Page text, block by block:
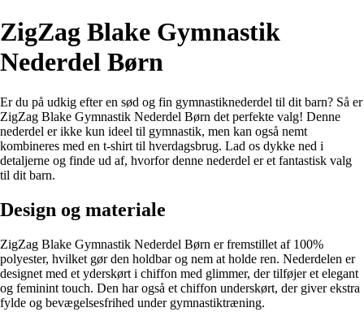
ZigZag Blake Gymnastik
Nederdel Børn
Er du på udkig efter en sød og fin gymnastiknederdel til dit barn? Så er
ZigZag Blake Gymnastik Nederdel Børn det perfekte valg! Denne
nederdel er ikke kun ideel til gymnastik, men kan også nemt
kombineres med en t-shirt til hverdagsbrug. Lad os dykke ned i
detaljerne og finde ud af, hvorfor denne nederdel er et fantastisk valg
til dit barn.
Design og materiale
ZigZag Blake Gymnastik Nederdel Børn er fremstillet af 100%
polyester, hvilket gør den holdbar og nem at holde ren. Nederdelen er
designet med et yderskørt i chiffon med glimmer, der tilføjer et elegant
og feminint touch. Den har også et chiffon underskørt, der giver ekstra
fylde og bevægelsesfrihed under gymnastiktræning.